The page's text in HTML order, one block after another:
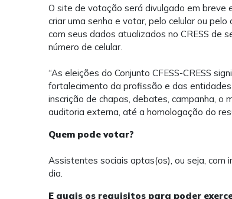
O site de votação será divulgado em breve
criar uma senha e votar, pelo celular ou
com seus dados atualizados no CRESS de
número de celular.
“As eleições do Conjunto CFESS-CRESS
fortalecimento da profissão e das
inscrição de chapas, debates, campanha,
auditoria externa, até a homologação do
Quem pode votar?
Assistentes sociais aptas(os), ou seja, com
dia.
E quais os requisitos para poder